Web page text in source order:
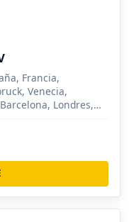
Francia,
Venecia,
Londres,